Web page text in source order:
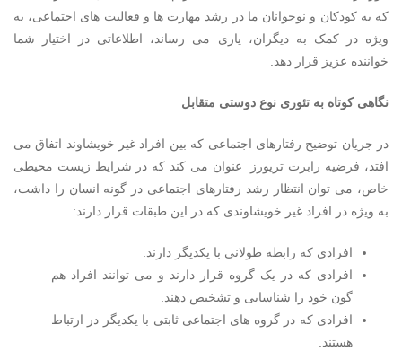
که به کودکان و نوجوانان ما در رشد مهارت ها و فعالیت های اجتماعی، به
ویژه در کمک به دیگران، یاری می رساند، اطلاعاتی در اختیار شما
خواننده عزیز قرار دهد.
نگاهی کوتاه به تئوری نوع دوستی متقابل
در جریان توضیح رفتارهای اجتماعی که بین افراد غیر خویشاوند اتفاق می
افتد، فرضیه رابرت تریورز عنوان می کند که در شرایط زیست محیطی
خاص، می توان انتظار رشد رفتارهای اجتماعی در گونه انسان را داشت،
به ویژه در افراد غیر خویشاوندی که در این طبقات قرار دارند:
افرادی که رابطه طولانی با یکدیگر دارند.
افرادی که در یک گروه قرار دارند و می توانند افراد هم
گون خود را شناسایی و تشخیص دهند.
افرادی که در گروه های اجتماعی ثابتی با یکدیگر در ارتباط
هستند.